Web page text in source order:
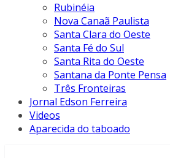
Rubinéia
Nova Canaã Paulista
Santa Clara do Oeste
Santa Fé do Sul
Santa Rita do Oeste
Santana da Ponte Pensa
Três Fronteiras
Jornal Edson Ferreira
Videos
Aparecida do taboado